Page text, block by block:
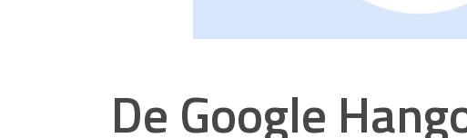
De Google